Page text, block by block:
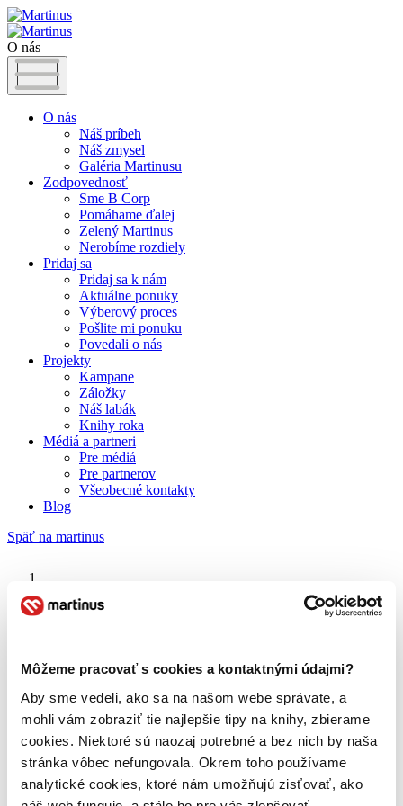
Môžeme pracovať s cookies a kontaktnými údajmi?
Aby sme vedeli, ako sa na našom webe správate, a
mohli vám zobraziť tie najlepšie tipy na knihy, zbierame
cookies. Niektoré sú naozaj potrebné a bez nich by naša
stránka vôbec nefungovala. Okrem toho používame
analytické cookies, ktoré nám umožňujú zisťovať, ako
O nás
O nás
Náš príbeh
Náš zmysel
Galéria Martinusu
Zodpovednosť
Sme B Corp
Pomáhame ďalej
Zelený Martinus
Nerobíme rozdiely
Pridaj sa
Pridaj sa k nám
Aktuálne ponuky
Výberový proces
Pošlite mi ponuku
Povedali o nás
Projekty
Kampane
Záložky
Náš labák
Knihy roka
Médiá a partneri
Pre médiá
Pre partnerov
Všeobecné kontakty
Blog
Späť na martinus
Ja
O nás
Náš príbeh
Galéria Martinusu
Zodpovednosť
Sme B Corp